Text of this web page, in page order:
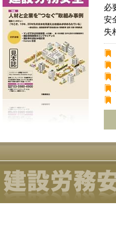
必
安
失